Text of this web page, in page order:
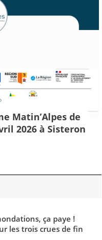
Matin’Alpes de
2026 à Sisteron
ça paye !
les trois crues de fin